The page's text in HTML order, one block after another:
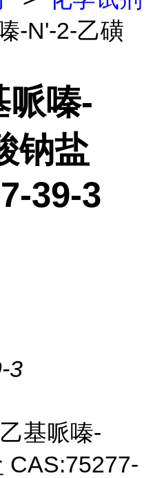
-N'-2-乙磺
哌嗪-
钠盐
39-3
3
基哌嗪-
CAS:75277-